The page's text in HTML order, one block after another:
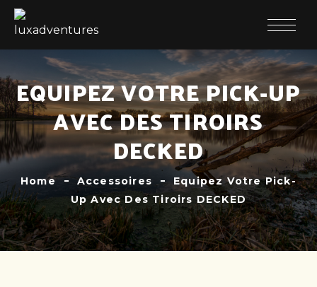
EQUIPEZ VOTRE PICK-UP
AVEC DES TIROIRS
DECKED
Home Accessoires
Equipez Votre Pick-
Up Avec Des Tiroirs DECKED